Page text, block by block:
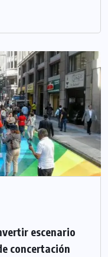
escenario
concertación